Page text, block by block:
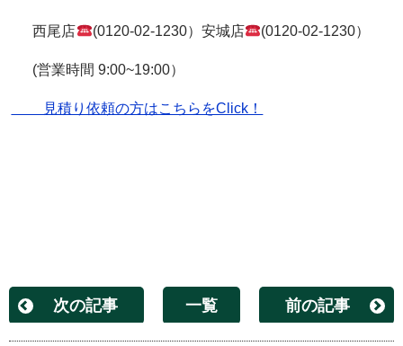
西尾店 (0120-02-1230）安城店 (0120-02-1230）
(営業時間 9:00~19:00）
見積り依頼の方はこちらをClick！
次の記事 一覧 前の記事